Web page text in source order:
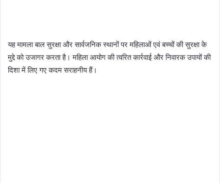
यह मामला बाल सुरक्षा और सार्वजनिक स्थानों पर महिलाओं एवं बच्चों की सुरक्षा के
मुद्दे को उजागर करता है। महिला आयोग की त्वरित कार्रवाई और निवारक उपायों की
दिशा में लिए गए कदम सराहनीय हैं।